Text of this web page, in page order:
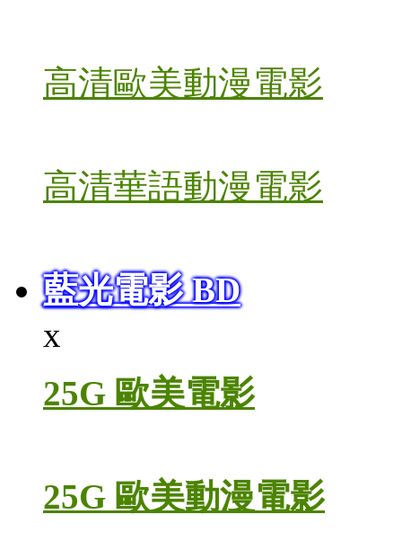
高清歐美動漫電影
高清華語動漫電影
藍光電影 BD
x
25G 歐美電影
25G 歐美動漫電影